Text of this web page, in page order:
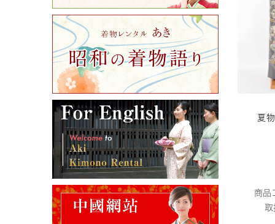
夏
商品
取